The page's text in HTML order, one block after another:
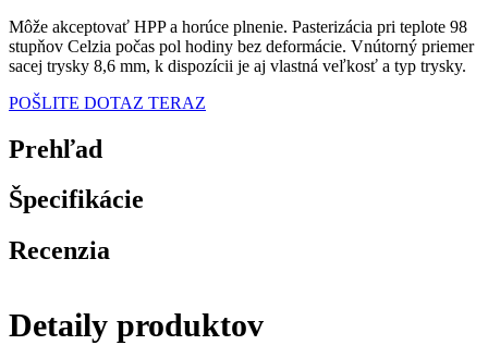
Môže akceptovať HPP a horúce plnenie. Pasterizácia pri teplote 98
stupňov Celzia počas pol hodiny bez deformácie. Vnútorný priemer
sacej trysky 8,6 mm, k dispozícii je aj vlastná veľkosť a typ trysky.
POŠLITE DOTAZ TERAZ
Prehľad
Špecifikácie
Recenzia
Detaily produktov